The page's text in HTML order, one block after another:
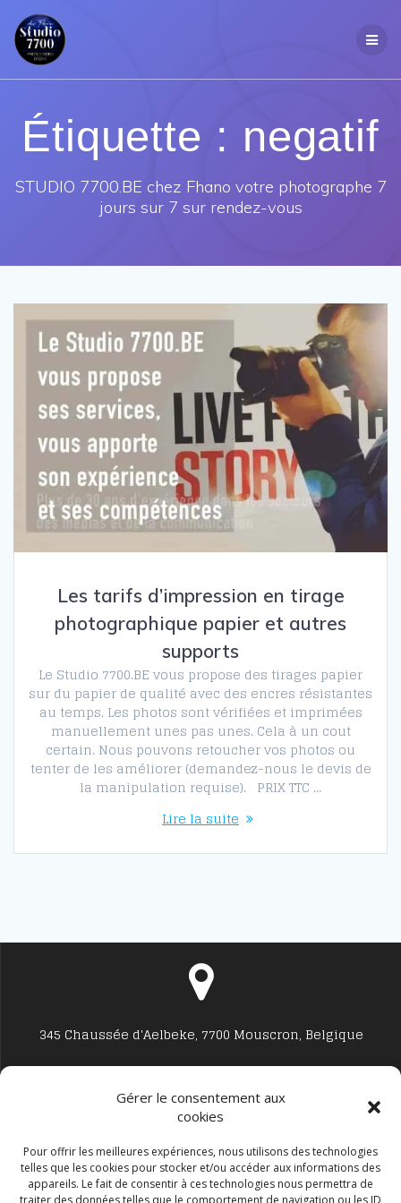
Gérer le consentement aux
cookies
Pour offrir les meilleures expériences, nous utilisons des technologies
telles que les cookies pour stocker et/ou accéder aux informations des
appareils. Le fait de consentir à ces technologies nous permettra de
traiter des données telles que le comportement de navigation ou les ID
Étiquette : negatif
STUDIO 7700.BE chez Fhano votre photographe 7
jours sur 7 sur rendez-vous
Les tarifs d’impression en tirage
photographique papier et autres
supports
Le Studio 7700.BE vous propose des tirages papier
sur du papier de qualité avec des encres résistantes
au temps. Les photos sont vérifiées et imprimées
manuellement unes pas unes. Cela à un cout
certain. Nous pouvons retoucher vos photos ou
tenter de les améliorer (demandez-nous le devis de
la manipulation requise). PRIX TTC …
Lire la suite
345 Chaussée d'Aelbeke, 7700 Mouscron, Belgique
Studio7700@live.be